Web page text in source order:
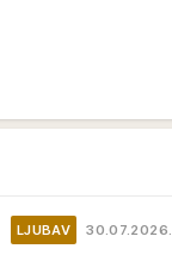
LJUBAV 30.07.2026.